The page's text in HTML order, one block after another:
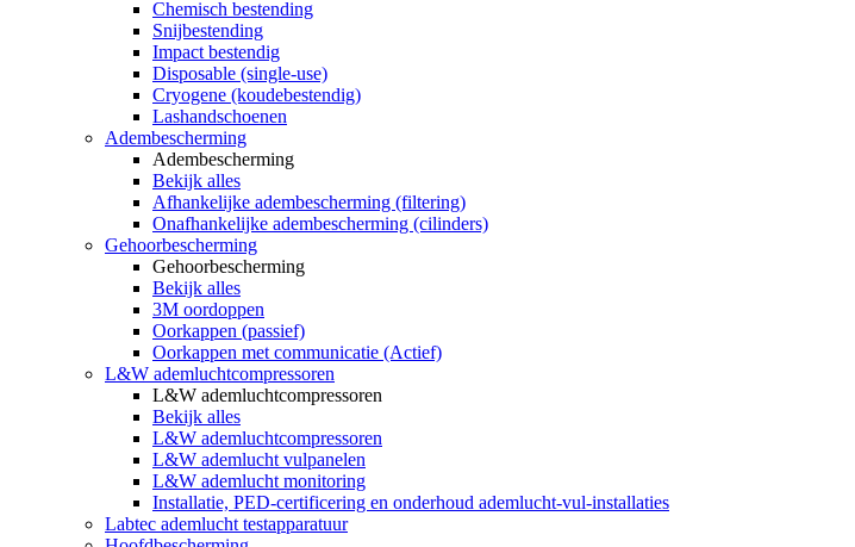
Chemisch bestending
Snijbestending
Impact bestendig
Disposable (single-use)
Cryogene (koudebestendig)
Lashandschoenen
Adembescherming
Adembescherming
Bekijk alles
Afhankelijke adembescherming (filtering)
Onafhankelijke adembescherming (cilinders)
Gehoorbescherming
Gehoorbescherming
Bekijk alles
3M oordoppen
Oorkappen (passief)
Oorkappen met communicatie (Actief)
L&W ademluchtcompressoren
L&W ademluchtcompressoren
Bekijk alles
L&W ademluchtcompressoren
L&W ademlucht vulpanelen
L&W ademlucht monitoring
Installatie, PED-certificering en onderhoud ademlucht-vul-installaties
Labtec ademlucht testapparatuur